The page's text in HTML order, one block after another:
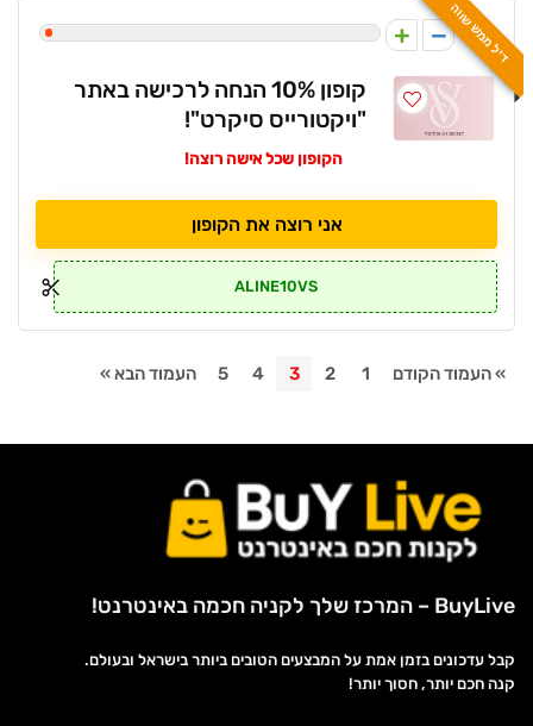
דיל ממש שווה
קופון 10% הנחה לרכישה באתר
"ויקטורייס סיקרט"!
הקופון שכל אישה רוצה!
אני רוצה את הקופון
ALINE10VS
» העמוד הקודם 1
2
3
4
5 העמוד הבא »
BuyLive – המרכז שלך לקניה חכמה באינטרנט!
קבל עדכונים בזמן אמת על המבצעים הטובים ביותר בישראל ובעולם.
קנה חכם יותר, חסוך יותר!